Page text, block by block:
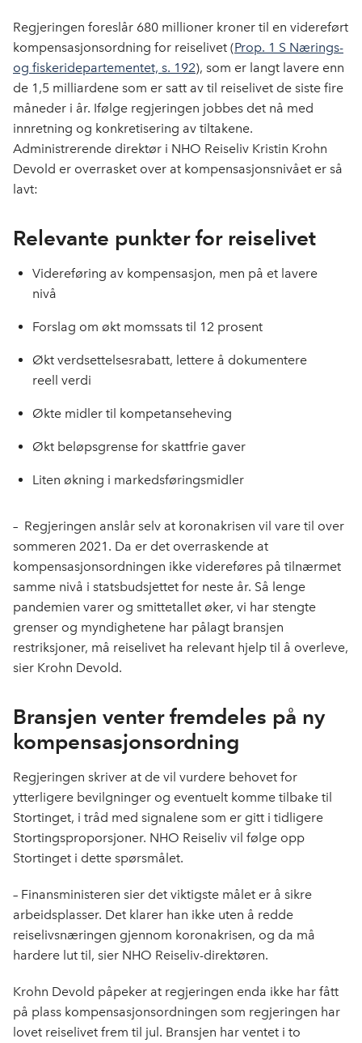
b
o
o
k
e
d
I
n
s
t
Regjeringen foreslår 680 millioner kroner til en videreført
kompensasjonsordning for reiselivet (Prop. 1 S Nærings-
og fiskeridepartementet, s. 192), som er langt lavere enn
de 1,5 milliardene som er satt av til reiselivet de siste fire
måneder i år. Ifølge regjeringen jobbes det nå med
innretning og konkretisering av tiltakene.
Administrerende direktør i NHO Reiseliv Kristin Krohn
Devold er overrasket over at kompensasjonsnivået er så
lavt:
Relevante punkter for reiselivet
Videreføring av kompensasjon, men på et lavere
nivå
Forslag om økt momssats til 12 prosent
Økt verdsettelsesrabatt, lettere å dokumentere
reell verdi
Økte midler til kompetanseheving
Økt beløpsgrense for skattfrie gaver
Liten økning i markedsføringsmidler
– Regjeringen anslår selv at koronakrisen vil vare til over
sommeren 2021. Da er det overraskende at
kompensasjonsordningen ikke videreføres på tilnærmet
samme nivå i statsbudsjettet for neste år. Så lenge
pandemien varer og smittetallet øker, vi har stengte
grenser og myndighetene har pålagt bransjen
restriksjoner, må reiselivet ha relevant hjelp til å overleve,
sier Krohn Devold.
Bransjen venter fremdeles på ny
kompensasjonsordning
Regjeringen skriver at de vil vurdere behovet for
ytterligere bevilgninger og eventuelt komme tilbake til
Stortinget, i tråd med signalene som er gitt i tidligere
Stortingsproporsjoner. NHO Reiseliv vil følge opp
Stortinget i dette spørsmålet.
– Finansministeren sier det viktigste målet er å sikre
arbeidsplasser. Det klarer han ikke uten å redde
reiselivsnæringen gjennom koronakrisen, og da må
hardere lut til, sier NHO Reiseliv-direktøren.
Krohn Devold påpeker at regjeringen enda ikke har fått
på plass kompensasjonsordningen som regjeringen har
lovet reiselivet frem til jul. Bransjen har ventet i to